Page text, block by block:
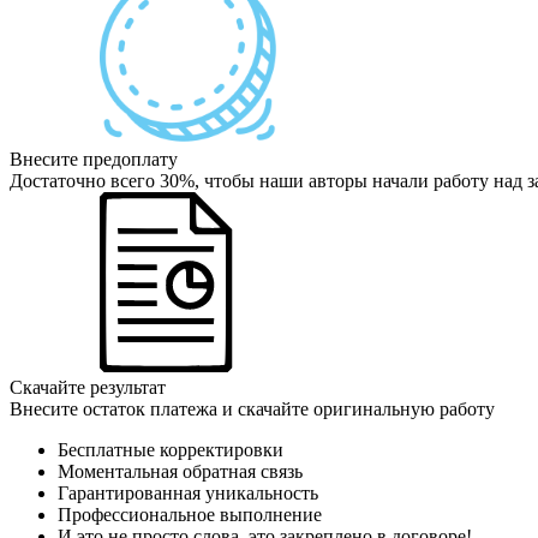
Внесите предоплату
Достаточно всего 30%, чтобы наши авторы начали работу над
Скачайте результат
Внесите остаток платежа и скачайте оригинальную работу
Бесплатные корректировки
Моментальная обратная связь
Гарантированная уникальность
Профессиональное выполнение